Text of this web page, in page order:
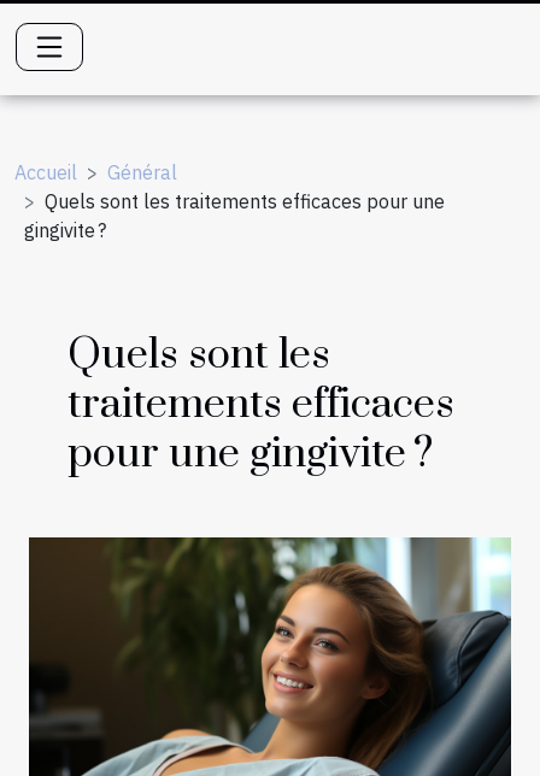
Accueil
Général
Quels sont les traitements efficaces pour une
gingivite ?
Quels sont les
traitements efficaces
pour une gingivite ?